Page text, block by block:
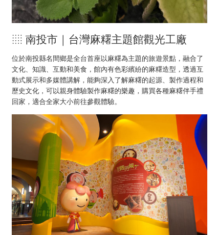
░ 南投市｜台灣麻糬主題館觀光工廠
位於南投縣名間鄉是全台首座以麻糬為主題的旅遊景點，融合了
文化、知識、互動和美食，館內有色彩繽紛的麻糬造型，透過互
動式展示和多媒體講解，能夠深入了解麻糬的起源、製作過程和
歷史文化，可以親身體驗製作麻糬的樂趣，購買各種麻糬伴手禮
回家，適合全家大小前往參觀體驗。